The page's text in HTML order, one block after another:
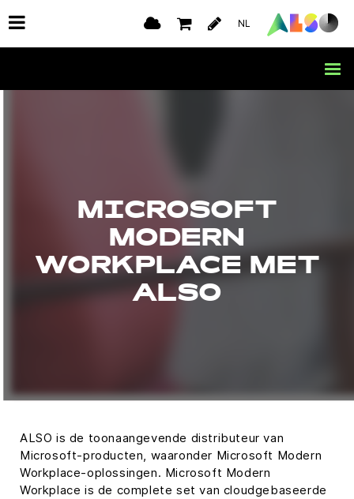
NL
MICROSOFT
MODERN
WORKPLACE MET
ALSO
ALSO is de toonaangevende distributeur van
Microsoft-producten, waaronder Microsoft Modern
Workplace-oplossingen. Microsoft Modern
Workplace is de complete set van cloudgebaseerde